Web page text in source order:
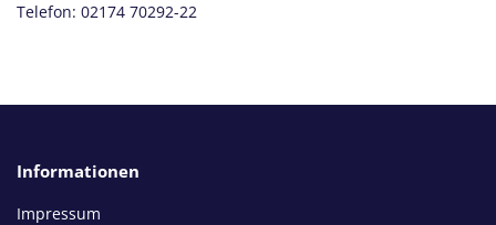
Telefon: 02174 70292-22
Informationen
Impressum